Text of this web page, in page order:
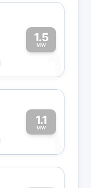
1.5
MW
1
1.1
MW1